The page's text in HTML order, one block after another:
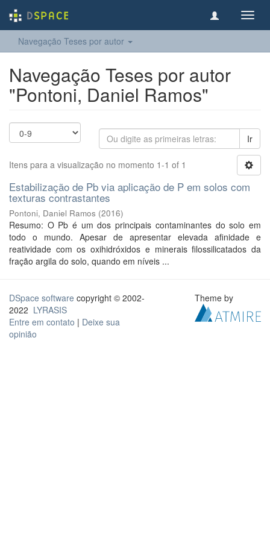
Navegação Teses por autor
Navegação Teses por autor
"Pontoni, Daniel Ramos"
Ir
Itens para a visualização no momento 1-1 of 1
Estabilização de Pb via aplicação de P em solos com
texturas contrastantes
Pontoni, Daniel Ramos (2016)
Resumo: O Pb é um dos principais contaminantes do solo em
todo o mundo. Apesar de apresentar elevada afinidade e
reatividade com os oxihidróxidos e minerais filossilicatados da
fração argila do solo, quando em níveis ...
DSpace software copyright © 2002-
2022 LYRASIS
Entre em contato | Deixe sua
opinião
Theme by